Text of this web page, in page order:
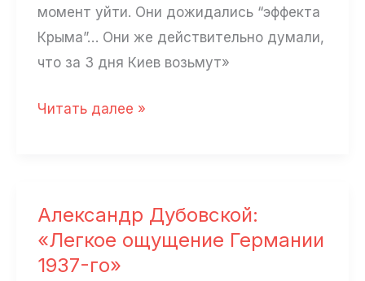
момент уйти. Они дожидались “эффекта
Крыма”… Они же действительно думали,
что за 3 дня Киев возьмут»
Денис
дрейфующий
подбитый
корабль»
Читать далее »
Александр Дубовской:
«Легкое ощущение Германии
1937-го»